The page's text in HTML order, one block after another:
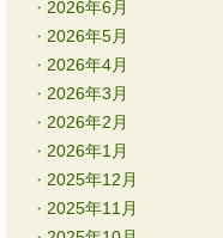
2026年6月
2026年5月
2026年4月
2026年3月
2026年2月
2026年1月
2025年12月
2025年11月